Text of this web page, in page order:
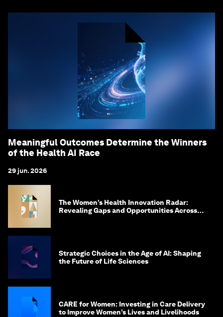
Meaningful Outcomes Determine the Winners
of the Health AI Race
29 jun. 2026
The Women’s Health Innovation Radar:
Revealing Gaps and Opportunities Across
Strategic Choices in the Age of AI: Shaping
the Future of Life Sciences
CARE for Women: Investing in Care Delivery
to Improve Women’s Lives and Livelihoods